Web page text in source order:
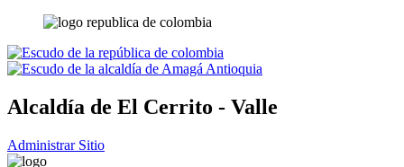
Alcaldía de El Cerrito - Valle
Administrar Sitio